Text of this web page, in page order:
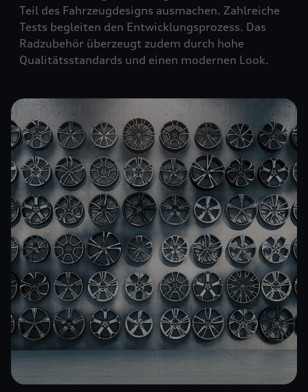
Teil des Fahrzeugdesigns ausmachen. Zahlreiche
Tests begleiten den Entwicklungsprozess. Das
Radzubehör überzeugt zudem durch hohe
Qualitätsstandards und einen modernen Look.